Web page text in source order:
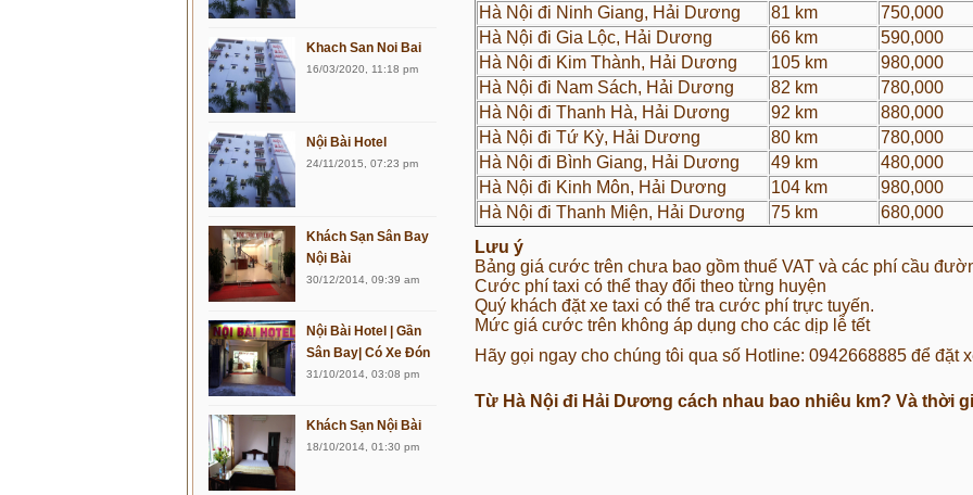
Khach San Noi Bai
16/03/2020, 11:18 pm
Nội Bài Hotel
24/11/2015, 07:23 pm
Khách Sạn Sân Bay
Nội Bài
30/12/2014, 09:39 am
Nội Bài Hotel | Gần
Sân Bay| Có Xe Đón
31/10/2014, 03:08 pm
Khách Sạn Nội Bài
18/10/2014, 01:30 pm
Hà Nội đi Ninh Giang, Hải Dương
81 km
750,000
Hà Nội đi Gia Lộc, Hải Dương
66 km
590,000
Hà Nội đi Kim Thành, Hải Dương
105 km
980,000
Hà Nội đi Nam Sách, Hải Dương
82 km
780,000
Hà Nội đi Thanh Hà, Hải Dương
92 km
880,000
Hà Nội đi Tứ Kỳ, Hải Dương
80 km
780,000
Hà Nội đi Bình Giang, Hải Dương
49 km
480,000
Hà Nội đi Kinh Môn, Hải Dương
104 km
980,000
Hà Nội đi Thanh Miện, Hải Dương
75 km
680,000
Lưu ý
Bảng giá cước trên chưa bao gồm thuế VAT và các phí cầu
Cước phí taxi có thể thay đổi theo từng huyện
Quý khách đặt xe taxi có thể tra cước phí trực tuyến.
Mức giá cước trên không áp dụng cho các dịp lễ tết
Hãy gọi ngay cho chúng tôi qua số Hotline: 0942668885 để đặt
Từ Hà Nội đi Hải Dương cách nhau bao nhiêu km? Và thời